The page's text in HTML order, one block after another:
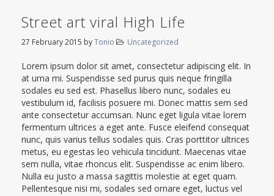
Street art viral High Life
27 February 2015 byTonio Uncategorized
Lorem ipsum dolor sit amet, consectetur adipiscing elit. In
at urna mi. Suspendisse sed purus quis neque fringilla
sodales eu sed est. Phasellus libero nunc, sodales eu
vestibulum id, facilisis posuere mi. Donec mattis sem sed
ante consectetur accumsan. Nunc eget ligula vitae lorem
fermentum ultrices a eget ante. Fusce eleifend consequat
nunc, quis varius tellus sodales quis. Cras porttitor ultrices
metus, eu egestas leo vehicula tincidunt. Maecenas vitae
sem nulla, vitae rhoncus elit. Suspendisse ac enim libero.
Nulla eu justo a massa sagittis molestie at eget quam.
Pellentesque nisi mi, sodales sed ornare eget, luctus vel